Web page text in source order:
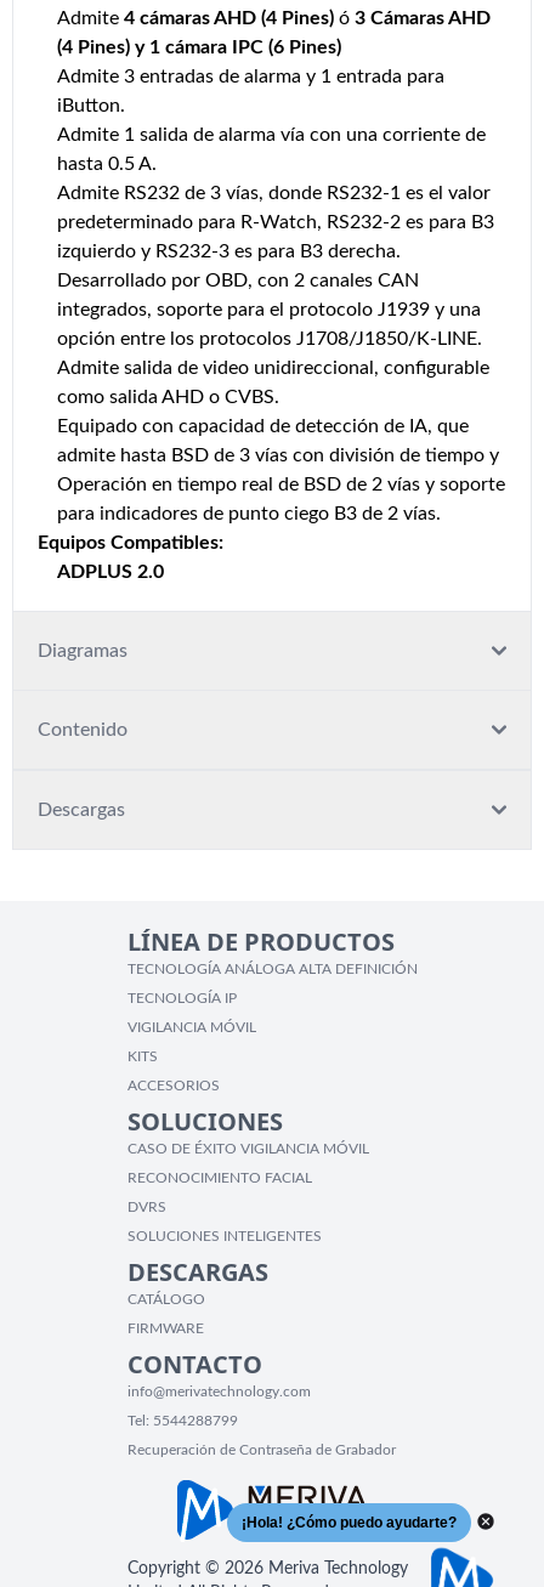
Admite 4 cámaras AHD (4 Pines) ó 3 Cámaras AHD
(4 Pines) y 1 cámara IPC (6 Pines)
Admite 3 entradas de alarma y 1 entrada para
iButton.
Admite 1 salida de alarma vía con una corriente de
hasta 0.5 A.
Admite RS232 de 3 vías, donde RS232-1 es el valor
predeterminado para R-Watch, RS232-2 es para B3
izquierdo y RS232-3 es para B3 derecha.
Desarrollado por OBD, con 2 canales CAN
integrados, soporte para el protocolo J1939 y una
opción entre los protocolos J1708/J1850/K-LINE.
Admite salida de video unidireccional, configurable
como salida AHD o CVBS.
Equipado con capacidad de detección de IA, que
admite hasta BSD de 3 vías con división de tiempo y
Operación en tiempo real de BSD de 2 vías y soporte
para indicadores de punto ciego B3 de 2 vías.
Equipos Compatibles:
ADPLUS 2.0
Diagramas
Contenido
Descargas
LÍNEA DE PRODUCTOS
TECNOLOGÍA ANÁLOGA ALTA DEFINICIÓN
TECNOLOGÍA IP
VIGILANCIA MÓVIL
KITS
ACCESORIOS
SOLUCIONES
CASO DE ÉXITO VIGILANCIA MÓVIL
RECONOCIMIENTO FACIAL
DVRS
SOLUCIONES INTELIGENTES
DESCARGAS
CATÁLOGO
FIRMWARE
CONTACTO
info@merivatechnology.com
Tel: 5544288799
Recuperación de Contraseña de Grabador
Copyright © 2026 Meriva Technology